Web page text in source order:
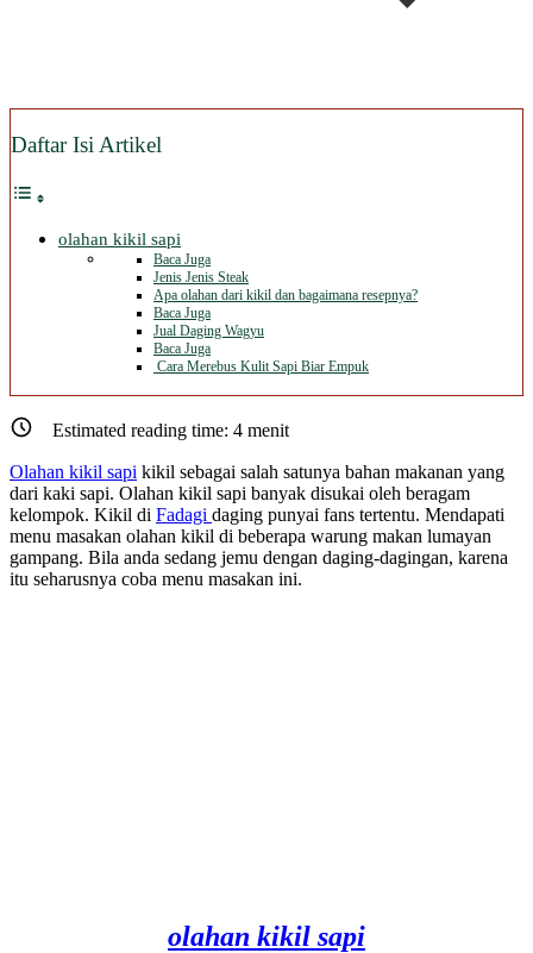
Daftar Isi Artikel
olahan kikil sapi
Baca Juga
Jenis Jenis Steak
Apa olahan dari kikil dan bagaimana resepnya?
Baca Juga
Jual Daging Wagyu
Baca Juga
Cara Merebus Kulit Sapi Biar Empuk
Estimated reading time: 4 menit
Olahan kikil sapi kikil sebagai salah satunya bahan makanan yang
dari kaki sapi. Olahan kikil sapi banyak disukai oleh beragam
kelompok. Kikil di Fadagi daging punyai fans tertentu. Mendapati
menu masakan olahan kikil di beberapa warung makan lumayan
gampang. Bila anda sedang jemu dengan daging-dagingan, karena
itu seharusnya coba menu masakan ini.
olahan kikil sapi